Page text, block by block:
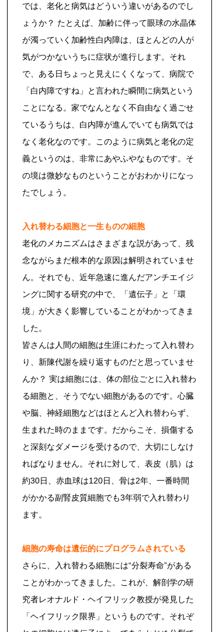
では、老化と病気はどういう違いがあるのでし
ょうか？ たとえば、加齢に伴って眼球の水晶体
が濁っていく加齢性白内障は、ほとんどの人が
気がつかないうちに症状が進行します。それ
で、ある日ちょっと見えにくくなって、病院で
「白内障ですね」と言われた瞬間に病気という
ことになる。家でなんとなく不自由なく過ごせ
ているうちは、白内障が進んでいても病気では
なく老化なのです。このように病気と老化の定
義というのは、非常にあやふやなものです。そ
の境は微妙なものということがおわかりになっ
たでしょう。
入れ替わる細胞と一生ものの細胞
老化のメカニズムはさまざまな説があって、残
念ながらまだ根本的な原因は解明されていませ
ん。それでも、近年急速に進んだアンチエイジ
ングに関する研究の中で、「遺伝子」と「環
境」が大きく影響していることがわかってきま
した。
皆さんは人間の細胞は生涯にわたって入れ替わ
り、新陳代謝を繰り返すものだと思っていませ
んか？ 実は細胞には、体の部位ごとに入れ替わ
る細胞と、そうでない細胞があるのです。心臓
や脳、神経細胞などはほとんど入れ替わらず、
生まれた時のままです。だからこそ、損傷する
と深刻なダメージを受けるので、大切にしなけ
ればなりません。それに対して、表皮（肌）は
約30日、赤血球は120日、骨は2年、一番時間
がかかる副腎皮質細胞でも3年弱で入れ替わり
ます。
細胞の寿命は遺伝的にプログラムされている
さらに、入れ替わる細胞には“分裂寿命”がある
ことがわかってきました。これが、解剖学の研
究者レオナルド・ヘイフリック教授が発見した
「ヘイフリック限界」というものです。それぞ